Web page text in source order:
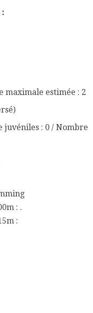
maximale estimée : 2
juvéniles : 0 / Nombre
: .
: